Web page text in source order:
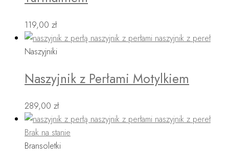
119,00 zł
Naszyjniki
Naszyjnik z Perłami Motylkiem
289,00 zł
Brak na stanie
Bransoletki